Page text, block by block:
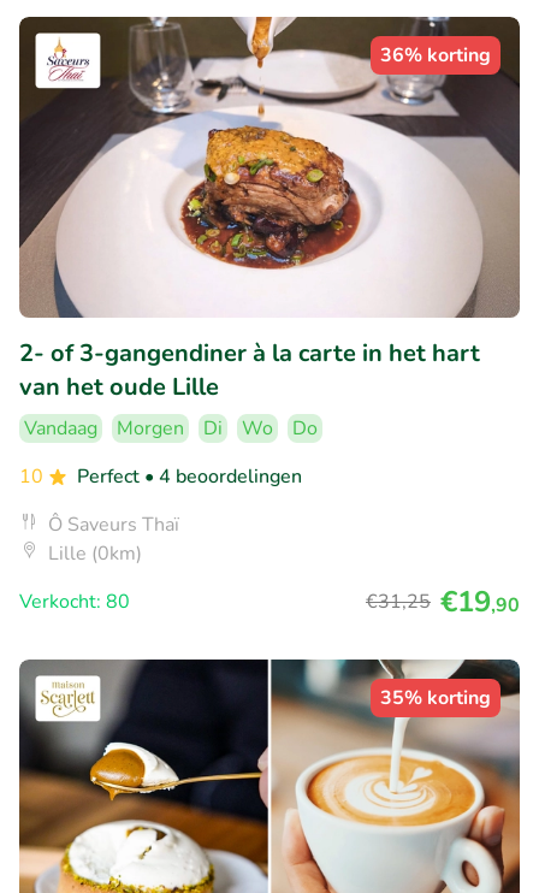
36% korting
2- of 3-gangendiner à la carte in het hart
van het oude Lille
Vandaag Morgen Di Wo
Do
10
Perfect • 4 beoordelingen
Ô Saveurs Thaï
Lille (0km)
Verkocht: 80
€31,25 €19,90
35% korting